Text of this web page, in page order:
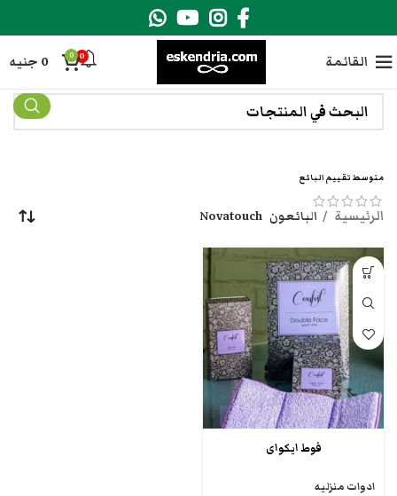
القائمة 0
0
0 جنيه
متوسط تقييم البائع
الرئيسية البائعون Novatouch
فوط ايكواى
ادوات منزليه